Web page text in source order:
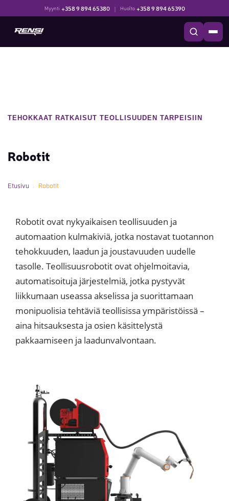
Myynti +358 9 894 65380 | Huolto +358 9 894 65390
TEHOKKAAT RATKAISUT TEOLLISUUDEN TARPEISIIN
Robotit
Etusivu Robotit
Robotit ovat nykyaikaisen teollisuuden ja
automaation kulmakiviä, jotka nostavat tuotannon
tehokkuuden, laadun ja joustavuuden uudelle
tasolle. Teollisuusrobotit ovat ohjelmoitavia,
automatisoituja järjestelmiä, jotka pystyvät
liikkumaan useassa akselissa ja suorittamaan
monipuolisia tehtäviä teollisissa ympäristöissä –
aina hitsauksesta ja osien käsittelystä
pakkaamiseen ja laadunvalvontaan.